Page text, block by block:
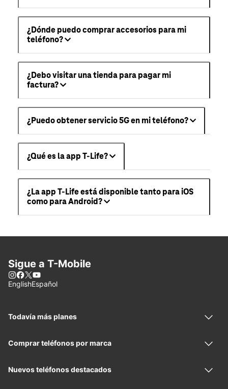
¿Dónde puedo comprar accesorios para mi
teléfono?
¿Debo visitar una tienda para pagar mi
factura?
¿Puedo obtener servicio 5G en mi teléfono?
¿Qué es la app T-Life?
¿La app T-Life está disponible tanto para iOS
como para Android?